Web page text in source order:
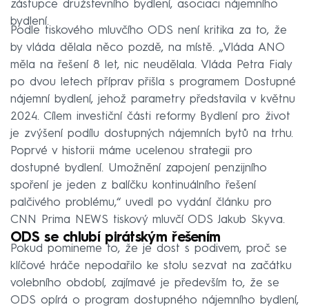
zástupce družstevního bydlení, asociaci nájemního
bydlení.
Podle tiskového mluvčího ODS není kritika za to, že
by vláda dělala něco pozdě, na místě. „Vláda ANO
měla na řešení 8 let, nic neudělala. Vláda Petra Fialy
po dvou letech příprav přišla s programem Dostupné
nájemní bydlení, jehož parametry představila v květnu
2024. Cílem investiční části reformy Bydlení pro život
je zvýšení podílu dostupných nájemních bytů na trhu.
Poprvé v historii máme ucelenou strategii pro
dostupné bydlení. Umožnění zapojení penzijního
spoření je jeden z balíčku kontinuálního řešení
palčivého problému,“ uvedl po vydání článku pro
CNN Prima NEWS tiskový mluvčí ODS Jakub Skyva.
ODS se chlubí pirátským řešením
Pokud pomineme to, že je dost s podivem, proč se
klíčové hráče nepodařilo ke stolu sezvat na začátku
volebního období, zajímavé je především to, že se
ODS opírá o program dostupného nájemního bydlení,